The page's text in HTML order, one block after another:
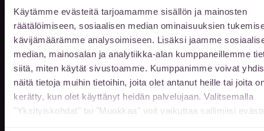
Käytämme evästeitä tarjoamamme sisällön ja mainosten
räätälöimiseen, sosiaalisen median ominaisuuksien
kävijämäärämme analysoimiseen. Lisäksi jaamme
median, mainosalan ja analytiikka-alan kumppaneillemme
siitä, miten käytät sivustoamme. Kumppanimme voivat
näitä tietoja muihin tietoihin, joita olet antanut heille tai joita
kerätty, kun olet käyttänyt heidän palvelujaan. Valitsemalla
"Yksityiskohdat" tai "Muokkaa" voit vaikuttaa sallimiisi
Info & ajanvaraus
ma-to klo 10-17
pe klo 10-16
muina aikoina sopimuksen